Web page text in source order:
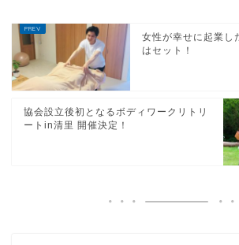
女性が幸せに起業し
はセット！
協会設立後初となるボディワークリトリ
ートin清里 開催決定！